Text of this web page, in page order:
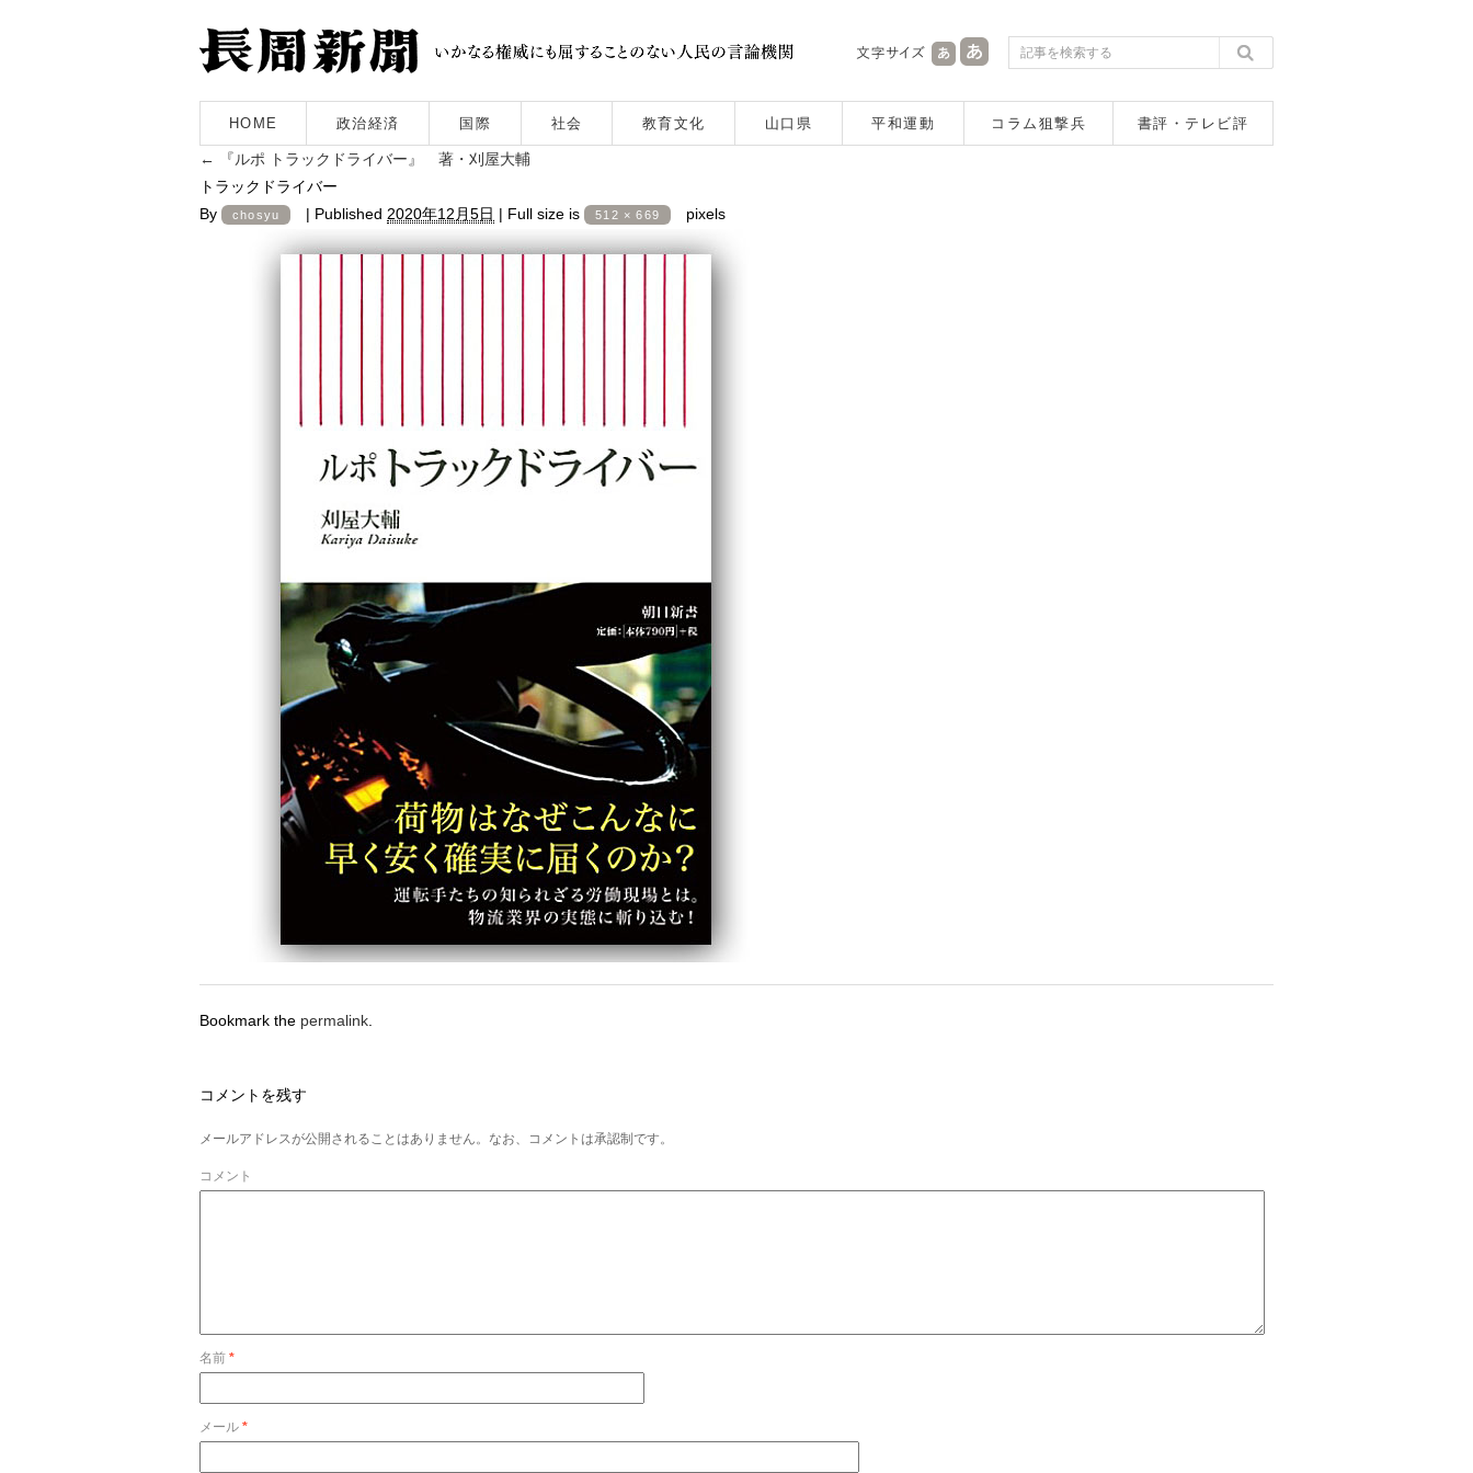
HOME 政治経済 国際 社会 教育文化 山口県 平和運動 コラム狙撃兵 書評・テレビ評
←
『ルポ トラックドライバー』 著・刈屋大輔
トラックドライバー
By
chosyu | Published 2020年12月5日 | Full size is 512 × 669 pixels
Bookmark the permalink
コメントを残す
メールアドレスが公開されることはありません。なお、コメントは承認制です。
コメント
名前 *
メール *